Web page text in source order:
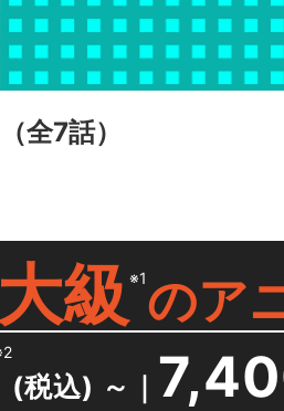
（全7話）
級 ※1のア
(税込) ～ ｜